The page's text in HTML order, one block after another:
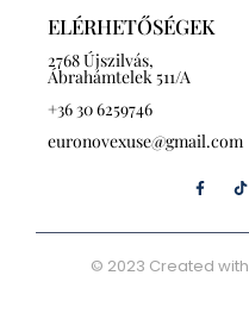
ELÉRHETŐSÉGEK
2768 Újszilvás,
Ábrahámtelek 511/A
+36 30 6259746
euronovexuse@gmail.com
© 2023 Created with